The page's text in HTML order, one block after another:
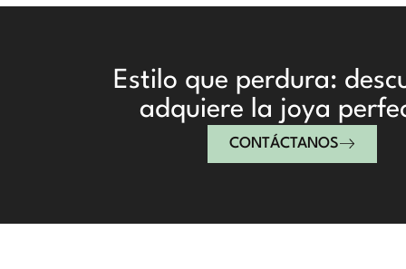
Estilo que perdura:
adquiere la joya
CONTÁCTANOS